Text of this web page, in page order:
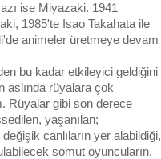
ise Miyazaki. 1941
1985'te Isao Takahata ile
animeler üretmeye devam
bu kadar etkileyici geldiğini
aslında rüyalara çok
Rüyalar gibi son derece
yaşanılan;
canlıların yer alabildiği,
somut oyuncuların,